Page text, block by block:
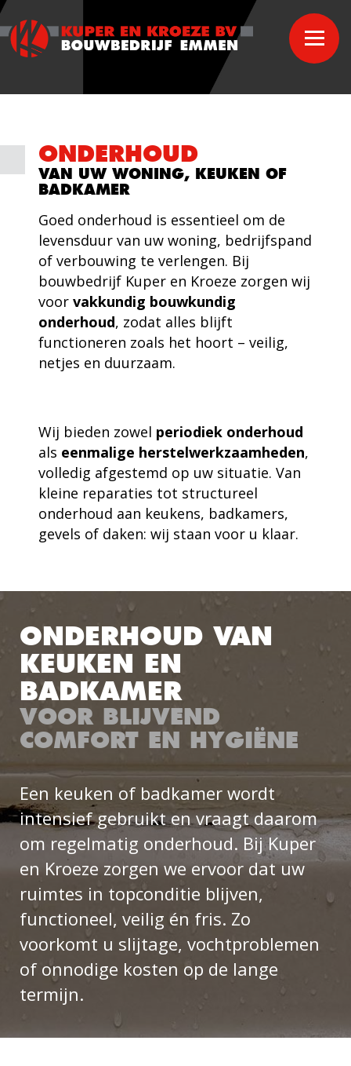
ONDERHOUD
VAN UW WONING, KEUKEN OF
BADKAMER
Goed onderhoud is essentieel om de
levensduur van uw woning, bedrijfspand
of verbouwing te verlengen. Bij
bouwbedrijf Kuper en Kroeze zorgen wij
voor vakkundig bouwkundig
onderhoud, zodat alles blijft
functioneren zoals het hoort – veilig,
netjes en duurzaam.
Wij bieden zowel periodiek onderhoud
als eenmalige herstelwerkzaamheden,
volledig afgestemd op uw situatie. Van
kleine reparaties tot structureel
onderhoud aan keukens, badkamers,
gevels of daken: wij staan voor u klaar.
ONDERHOUD VAN
KEUKEN EN
BADKAMER
VOOR BLIJVEND
COMFORT EN HYGIËNE
Een keuken of badkamer wordt
intensief gebruikt en vraagt daarom
om regelmatig onderhoud. Bij Kuper
en Kroeze zorgen we ervoor dat uw
ruimtes in topconditie blijven,
functioneel, veilig én fris. Zo
voorkomt u slijtage, vochtproblemen
of onnodige kosten op de lange
termijn.